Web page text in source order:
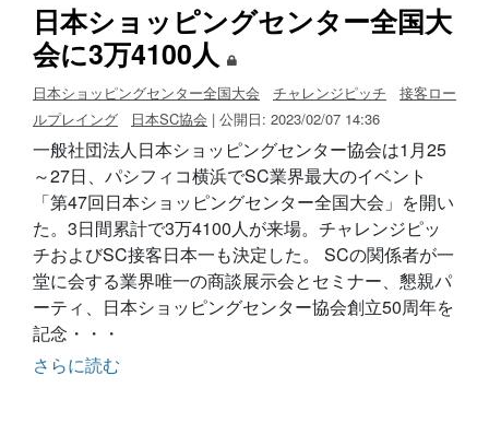
日本ショッピングセンター全国大
会に3万4100人
日本ショッピングセンター全国大会 チャレンジピッチ
接客ロー
ルプレイング
日本SC協会 | 公開日: 2023/02/07 14:36
一般社団法人日本ショッピングセンター協会は1月25
～27日、パシフィコ横浜でSC業界最大のイベント
「第47回日本ショッピングセンター全国大会」を開い
た。3日間累計で3万4100人が来場。チャレンジピッ
チおよびSC接客日本一も決定した。 SCの関係者が一
堂に会する業界唯一の商談展示会とセミナー、懇親パ
ーティ、日本ショッピングセンター協会創立50周年を
記念・・・
さらに読む